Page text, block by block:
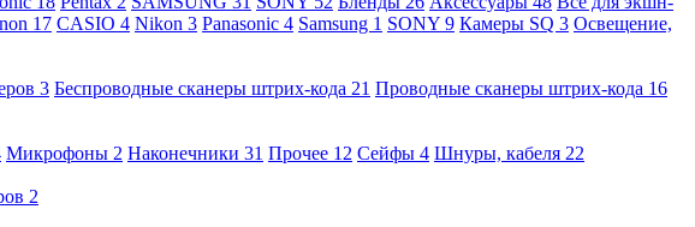
17 CASIO 4 Nikon 3 Panasonic 4 Samsung 1 SONY 9 Камеры SQ 3 Освещение,
3 Беспроводные сканеры штрих-кода 21 Проводные сканеры штрих-кода 16
Микрофоны 2 Наконечники 31 Прочее 12 Сейфы 4 Шнуры, кабеля 22
2